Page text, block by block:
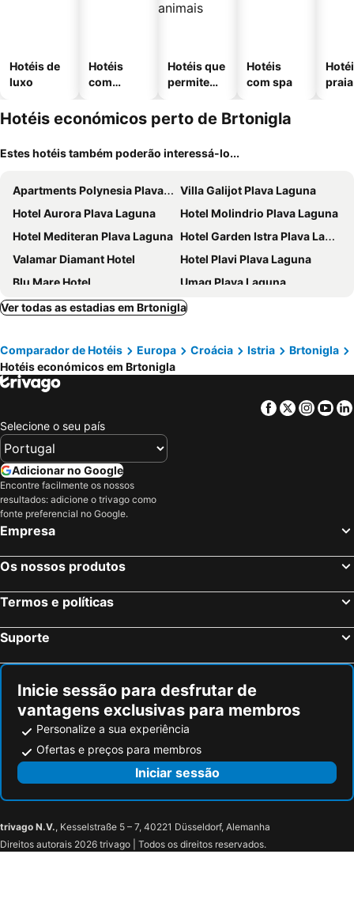
Hotéis de
luxo
Hotéis
com
Hotéis que
permitem
Hotéis
com spa
praia
Hotéis económicos perto de Brtonigla
Estes hotéis também poderão interessá-lo...
Apartments Polynesia Plava Laguna
Villa Galijot Plava Laguna
Hotel Aurora Plava Laguna
Hotel Molindrio Plava Laguna
Hotel Mediteran Plava Laguna Hotel Garden Istra Plava Laguna
Valamar Diamant Hotel
Hotel Plavi Plava Laguna
Blu Mare Hotel
Umag Plava Laguna
Hotel Adriatic Istria Resort
Hotel Neptun – Lifeclass Hotels & Spa, Portorož
Remisens Casa Bel Moretto, Annexe
Valamar Parentino Hotel
Hotel Piran
Hotel Parentium Plava Laguna
Remisens Hotel Metropol
Aminess Vival Maestral Hotel
Hotel Sipar Plava Laguna
Apartments Kanegra Plava Laguna
Wellness Hotel Apollo - LifeClass Hotels & Spa, Portorož
Hotel Emaus
Residence Garden Istra Plava Laguna
Petram Resort & Residences
Grand Hotel Bernardin
Hotel Haliaetum - San Simon Resort
Camping Park Umag
Boutique Camping Santa Marina
Hotel Pelegrin Plava Laguna
Villa Vilola
Hotel Palace Portorož
Hotel La Settima Luna
Hotel Vile Park Premium
ROXANICH Winery and Design Hotel
Ver todas as estadias em Brtonigla
Comparador de Hotéis Europa Croácia Istria
Brtonigla
Hotéis económicos em Brtonigla
Facebook
Twitter
Selecione o seu país
Adicionar no Google
Encontre facilmente os nossos
resultados: adicione o trivago como
fonte preferencial no Google.
Empresa
Os nossos produtos
Termos e políticas
Suporte
Inicie sessão para desfrutar de
vantagens exclusivas para membros
Personalize a sua experiência
Ofertas e preços para membros
Iniciar sessão
trivago N.V., Kesselstraße 5 – 7, 40221 Düsseldorf, Alemanha
Direitos autorais 2026 trivago | Todos os direitos reservados.